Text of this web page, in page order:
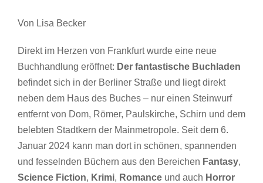
Von Lisa Becker
Direkt im Herzen von Frankfurt wurde eine neue
Buchhandlung eröffnet: Der fantastische Buchladen
befindet sich in der Berliner Straße und liegt direkt
neben dem Haus des Buches – nur einen Steinwurf
entfernt von Dom, Römer, Paulskirche, Schirn und dem
belebten Stadtkern der Mainmetropole. Seit dem 6.
Januar 2024 kann man dort in schönen, spannenden
und fesselnden Büchern aus den Bereichen Fantasy,
Science Fiction, Krimi, Romance und auch Horror